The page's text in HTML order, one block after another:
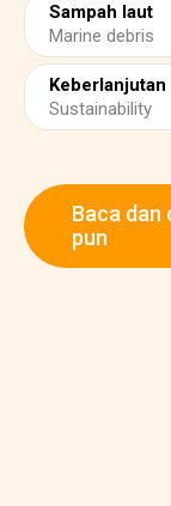
Sampah laut
Marine debris
Keberlanjutan
Sustainability
Baca dan
pun